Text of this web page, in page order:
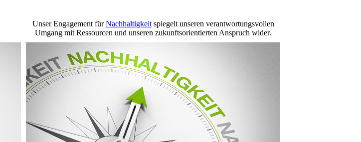
Unser Engagement fürNachhaltigkeitspiegelt unseren verantwortungsvollen
Umgang mit Ressourcen und unseren zukunftsorientierten Anspruch wider.